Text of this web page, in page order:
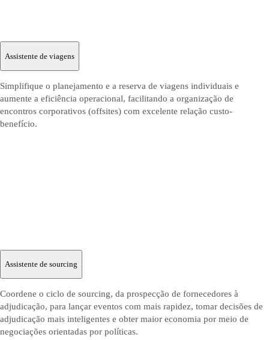
Assistente de viagens
Simplifique o planejamento e a reserva de viagens individuais e
aumente a eficiência operacional, facilitando a organização de
encontros corporativos (offsites) com excelente relação custo-
benefício.
Assistente de sourcing
Coordene o ciclo de sourcing, da prospecção de fornecedores à
adjudicação, para lançar eventos com mais rapidez, tomar decisões de
adjudicação mais inteligentes e obter maior economia por meio de
negociações orientadas por políticas.​